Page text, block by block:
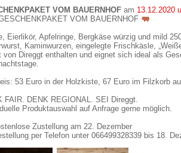
VOM BAUERNHOF am 13.12.2020
VOM BAUERNHOF
Eierlikör, Apfelringe, Bergkäse würzig und mild
Kaminwurzen, eingelegte Frischkäsle,
von Direggt enthalten und eignet sich ideal als
53 Euro in der Holzkiste, 67 Euro im Filzkorb
FAIR. DENK REGIONAL. SEI Direggt.
Produktauswahl auf Anfrage gerne möglich.
Zustellung am 22. Dezember
per Telefon unter 066499328339 bis 18.